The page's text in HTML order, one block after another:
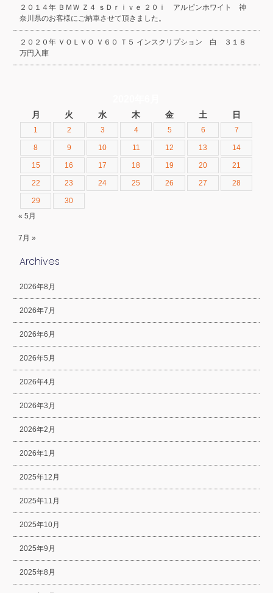
２０１４年 ＢＭＷ Ｚ４ ｓＤｒｉｖｅ ２０ｉ アルピンホワイト 神
奈川県のお客様にご納車させて頂きました。
２０２０年 ＶＯＬＶＯ Ｖ６０ Ｔ５ インスクリプション 白 ３１８
万円入庫
月 火 水 木 金 土 日
1 2 3 4 5 6 7
8 9 10 11 12 13 14
15 16 17 18 19 20 21
22 23 24 25 26 27 28
29
30
« 5月
7月 »
Archives
2026年8月
2026年7月
2026年6月
2026年5月
2026年4月
2026年3月
2026年2月
2026年1月
2025年12月
2025年11月
2025年10月
2025年9月
2025年8月